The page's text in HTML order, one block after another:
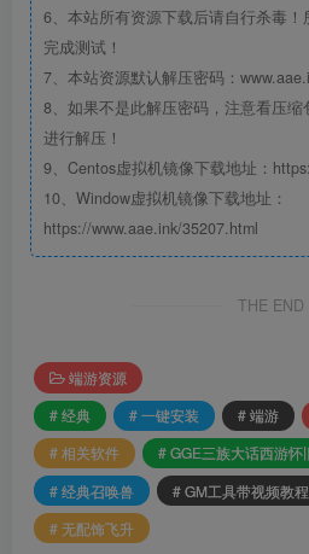
6、本站所有资源下载后请自行杀毒
完成测试！
7、本站资源默认解压密码：
8、如果不是此解压密码，注意看压
进行解压！
9、Centos虚拟机镜像下载地址：
10、Window虚拟机镜像下载地址：
https://www.aae.ink/35207.html
THE END
端游资源
# 经典
# 一键安装 # 端游
# 相关软件
# GGE三族大话西游怀
# 经典召唤兽
# GM工具带视频教程
# 无配饰飞升